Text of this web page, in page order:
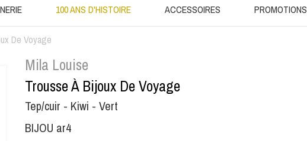
100 ANS D'HISTOIRE ACCESSOIRES PROMOTIONS
De Voyage
Mila Louise
Trousse À Bijoux De Voyage
Tep/cuir - Kiwi - Vert
BIJOU ar4